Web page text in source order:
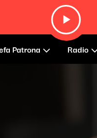
Patrona Radio